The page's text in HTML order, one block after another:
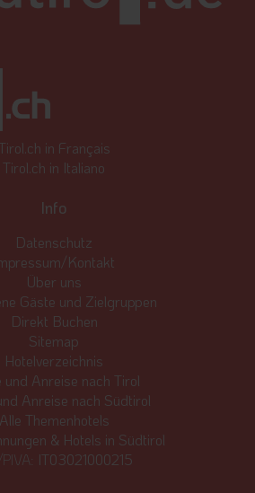
Tirol.ch in Français
Tirol.ch in Italiano
Info
Datenschutz
Kontakt
Über uns
Gäste und Zielgruppen
Direkt Buchen
Sitemap
Hotelverzeichnis
und Anreise nach Tirol
Anreise nach Südtirol
Alle Themenhotels
& Hotels in Südtirol
IT03021000215